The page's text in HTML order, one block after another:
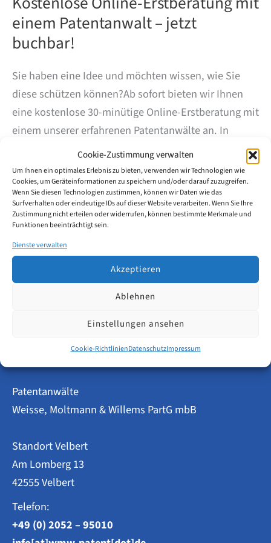
Cookie-Zustimmung verwalten
Um Ihnen ein optimales Erlebnis zu bieten, verwenden wir Technologien wie
Cookies, um Geräteinformationen zu speichern und/oder darauf zuzugreifen.
Wenn Sie diesen Technologien zustimmen, können wir Daten wie das
Surfverhalten oder eindeutige IDs auf dieser Website verarbeiten. Wenn Sie Ihre
Zustimmung nicht erteilen oder widerrufen, können bestimmte Merkmale und
Funktionen beeinträchtigt sein.
Dienste verwalten
Akzeptieren
Ablehnen
Einstellungen ansehen
Cookie-RichtlinienDatenschutzImpressum
einem Patentanwalt – jetzt
buchbar!
Sie haben eine Idee und möchten wissen, wie Sie
diese schützen können?Ab sofort bieten wir Ihnen
eine kostenlose 30-minütige Online-Erstberatung mit
einem unserer erfahrenen Patentanwälte an. In
einem persönlichen Gespräch klären wir erste Fragen
zum Patent-, Gebrauchsmuster-, Marken- oder
Designschutz und zeigen Ihnen mögliche Wege auf,
wie Sie Ihre Innovation strategisch absichern können
– ganz unverbindlich und bequem online.
Jetzt
Termin buchen: https://calendly.com/wmw-patent-
info/30min Wir freuen uns auf Ihre Anfrage!
Patentanwalt
jetzt
Patentanwälte
Weisse, Moltmann & Willems PartG mbB
Standort Velbert
Am Lomberg 13
42555 Velbert
Telefon:
+49 (0) 2052 – 95010